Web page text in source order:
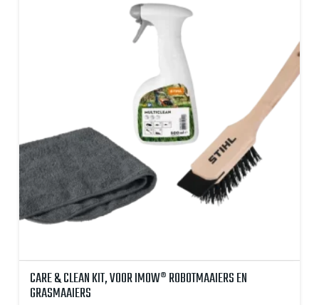
CARE & CLEAN KIT, VOOR IMOW® ROBOTMAAIERS EN
GRASMAAIERS